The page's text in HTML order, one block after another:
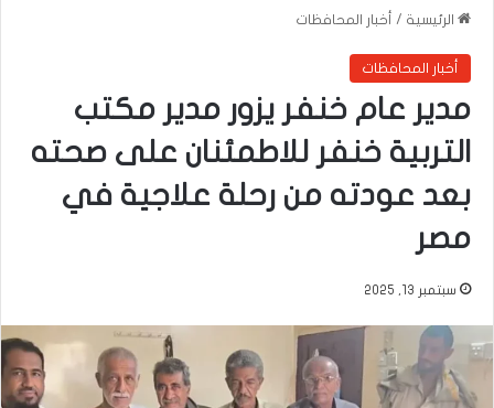
الرئيسية / أخبار المحافظات
أخبار المحافظات
مدير عام خنفر يزور مدير مكتب
التربية خنفر للاطمئنان على صحته
بعد عودته من رحلة علاجية في
مصر
سبتمبر 13, 2025